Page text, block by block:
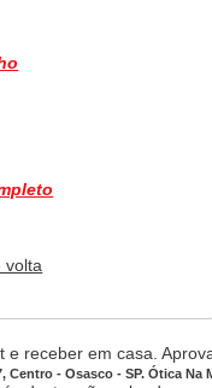
volta
receber em casa.
- Osasco - SP. Ótica Na